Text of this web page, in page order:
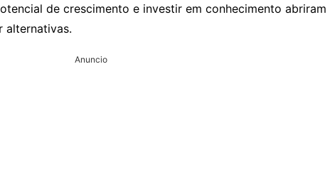
de crescimento e investir em conhecimento abriram
alternativas.
Anuncio